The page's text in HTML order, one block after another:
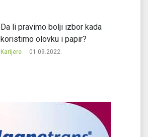
Da li pravimo bolji izbor kada
koristimo olovku i papir?
Karijere 01.09.2022.